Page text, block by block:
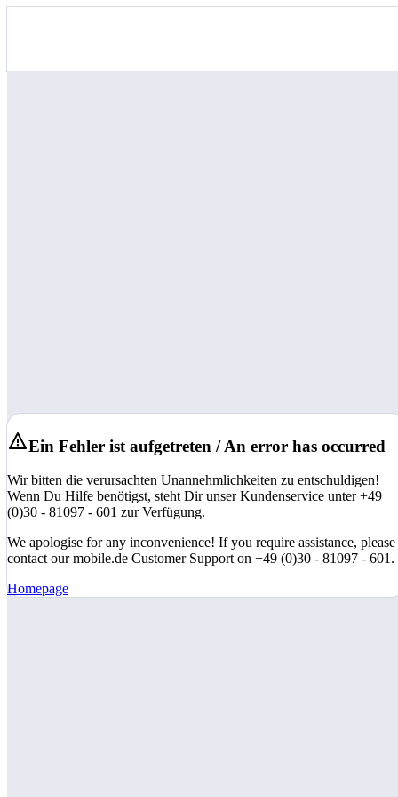
Ein Fehler ist aufgetreten / An error has occurred
Wir bitten die verursachten Unannehmlichkeiten zu entschuldigen!
Wenn Du Hilfe benötigst, steht Dir unser Kundenservice unter +49
(0)30 - 81097 - 601 zur Verfügung.
We apologise for any inconvenience! If you require assistance, please
contact our mobile.de Customer Support on +49 (0)30 - 81097 - 601.
Homepage